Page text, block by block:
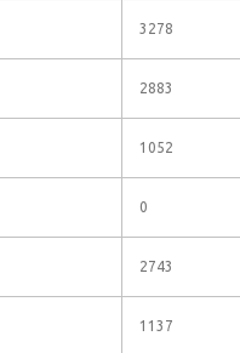
3278
2883
1052
0
2743
1137